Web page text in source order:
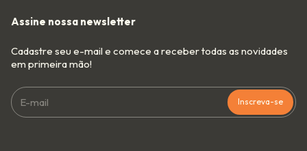
Assine nossa newsletter
Cadastre seu e-mail e comece a receber todas as novidades
em primeira mão!